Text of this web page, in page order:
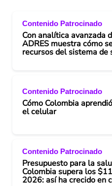
Contenido Patrocinado
Con analítica avanzada
ADRES muestra cómo
recursos del sistema de
Contenido Patrocinado
Cómo Colombia
el celular
Contenido Patrocinado
Presupuesto para la
Colombia supera los
2026: así ha crecido en